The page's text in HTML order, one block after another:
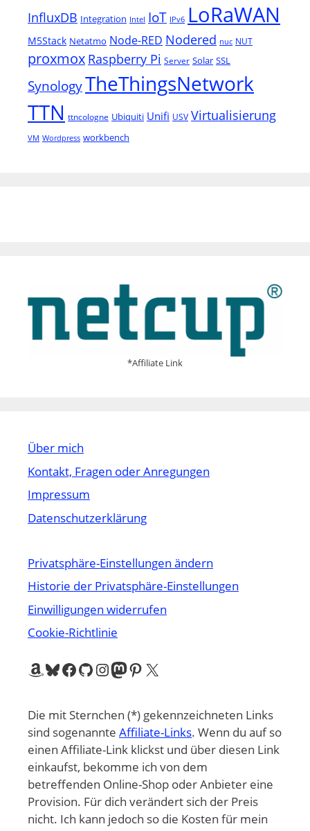
InfluxDB Integration Intel IoT IPv6 LoRaWAN
M5Stack Netatmo Node-RED Nodered nuc NUT
proxmox Raspberry Pi Server Solar SSL
SynologyTheThingsNetwork
TTN ttncologne Ubiquiti Unifi USV Virtualisierung
VM Wordpress workbench
*Affiliate Link
Über mich
Kontakt, Fragen oder Anregungen
Impressum
Datenschutzerklärung
Privatsphäre-Einstellungen ändern
Historie der Privatsphäre-Einstellungen
Einwilligungen widerrufen
Cookie-Richtlinie
Amazon
Bluesky
Facebook
GitHub
Instagram
Mastodon
Pinterest
X
Die mit Sternchen (*) gekennzeichneten Links
sind sogenannte Affiliate-Links. Wenn du auf so
einen Affiliate-Link klickst und über diesen Link
einkaufst, bekomme ich von dem
betreffenden Online-Shop oder Anbieter eine
Provision. Für dich verändert sich der Preis
nicht. Ich kann jedoch so die Kosten für mein